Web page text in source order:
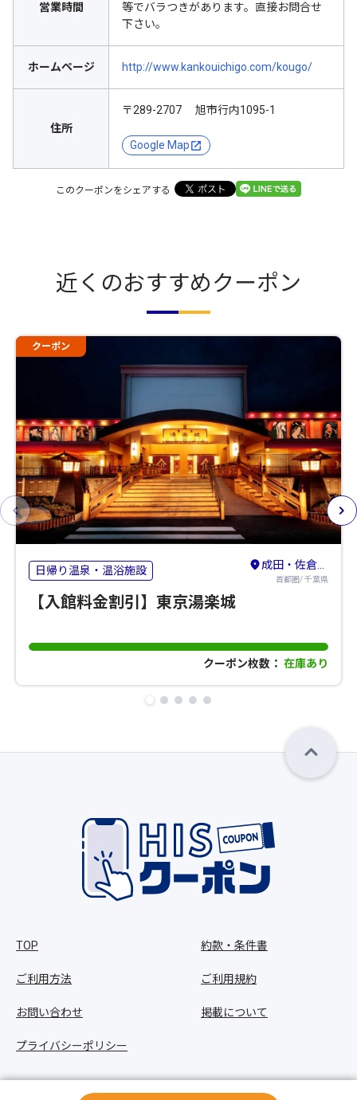
営業時間
等でバラつきがあります。直接お問合せ
下さい。
ホームページ http://www.kankouichigo.com/kougo/
住所
〒289-2707 旭市行内1095-1
Google Map
このクーポンをシェアする
近くのおすすめクーポン
クーポン
日帰り温泉・温浴施設 成田・佐倉・八街
首都圏/ 千葉県
【入館料金割引】東京湯楽城
クーポン枚数： 在庫あり
TOP
ご利用方法
お問い合わせ
プライバシーポリシー
約款・条件書
ご利用規約
掲載について
Copyright © HIS Co.,Ltd. All Rights Reserved.